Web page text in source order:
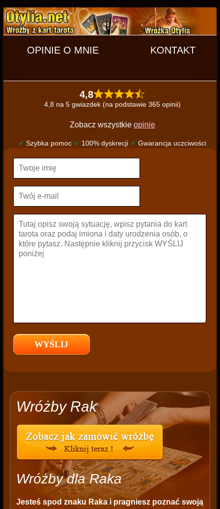
OPINIE O MNIE KONTAKT
4,8
4,8 na 5 gwiazdek (na podstawie 365 opinii)
Zobacz wszystkie opinie
✔ Szybka pomoc ✔ 100% dyskrecji ✔ Gwarancja uczciwości
Wróżby Rak
Wróżby dla Raka
Jesteś spod znaku Raka i pragniesz poznać swoją